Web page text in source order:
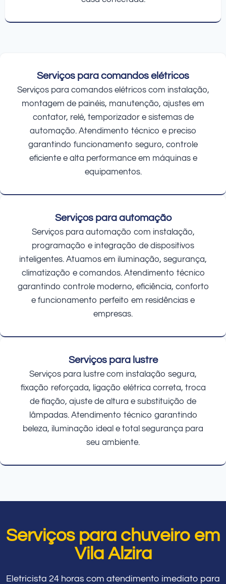
Serviços para comandos elétricos
Serviços para comandos elétricos com instalação,
montagem de painéis, manutenção, ajustes em
contator, relé, temporizador e sistemas de
automação. Atendimento técnico e preciso
garantindo funcionamento seguro, controle
eficiente e alta performance em máquinas e
equipamentos.
Serviços para automação
Serviços para automação com instalação,
programação e integração de dispositivos
inteligentes. Atuamos em iluminação, segurança,
climatização e comandos. Atendimento técnico
garantindo controle moderno, eficiência, conforto
e funcionamento perfeito em residências e
empresas.
Serviços para lustre
Serviços para lustre com instalação segura,
fixação reforçada, ligação elétrica correta, troca
de fiação, ajuste de altura e substituição de
lâmpadas. Atendimento técnico garantindo
beleza, iluminação ideal e total segurança para
seu ambiente.
Serviços para chuveiro em
Vila Alzira
Eletricista 24 horas com atendimento imediato para